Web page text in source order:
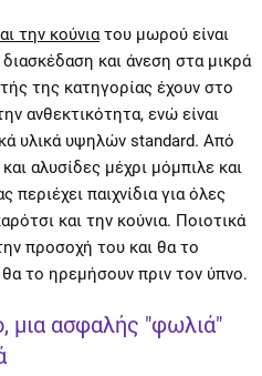
την κούνιατου μωρού είναι
και άνεση στα μικρά
της κατηγορίας έχουν στο
ανθεκτικότητα, ενώ είναι
υλικά υψηλών standard. Από
αλυσίδες μέχρι μόμπιλε και
παιχνίδια για όλες
και την κούνια. Ποιοτικά
προσοχή του και θα το
το ηρεμήσουν πριν τον ύπνο.
μια ασφαλής "φωλιά"